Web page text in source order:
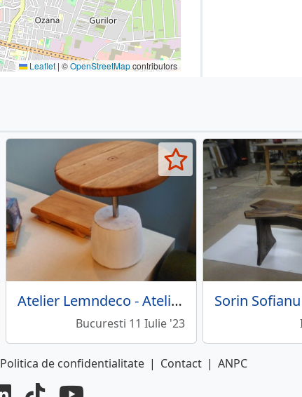
Leaflet | ©OpenStreetMapcontributors
Atelier Lemndeco - Atelier amenajari interioare
Bucuresti 11 Iulie '23
Politica de confidentialitate | Contact | ANPC